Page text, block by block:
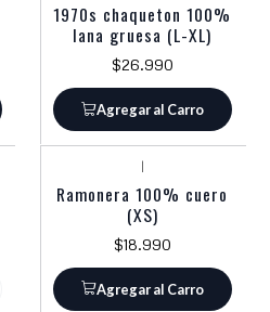
1970s chaqueton 100%
lana gruesa (L-XL)
$26.990
Agregar al Carro
|
Ramonera 100% cuero
(XS)
$18.990
Agregar al Carro